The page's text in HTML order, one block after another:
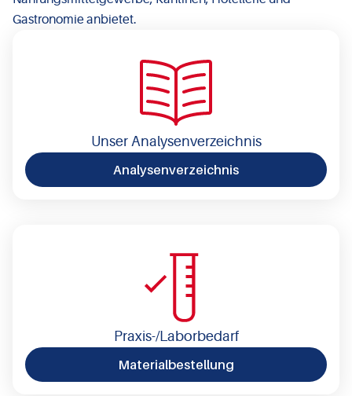
Gastronomie anbietet.
Unser Analysenverzeichnis
Analysenverzeichnis
Praxis-/Laborbedarf
Materialbestellung